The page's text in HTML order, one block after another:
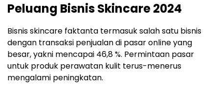
Peluang Bisnis Skincare 2024
Bisnis skincare faktanta termasuk salah satu bisnis
dengan transaksi penjualan di pasar online yang
besar, yakni mencapai 46,8 %. Permintaan pasar
untuk produk perawatan kulit terus-menerus
mengalami peningkatan.